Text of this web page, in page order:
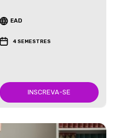
EAD
4 SEMESTRES
INSCREVA-SE